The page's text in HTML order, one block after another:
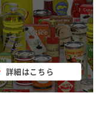
詳細はこちら